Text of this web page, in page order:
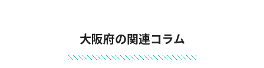
大阪府の関連コラム